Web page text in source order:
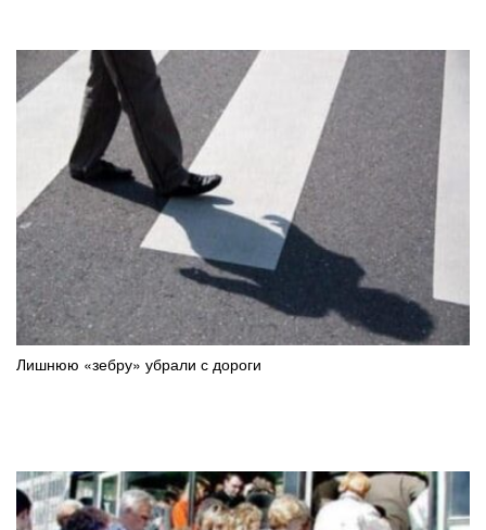
Лишнюю «зебру» убрали с дороги